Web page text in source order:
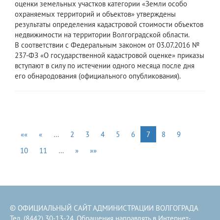
оценки земельных участков категории «Земли особо
охраняемых территорий и объектов» утверждены
результаты определения кадастровой стоимости объектов
недвижимости на территории Волгоградской области.
В соответствии с Федеральным законом от 03.07.2016 №
237-ФЗ «О государственной кадастровой оценке» приказы
вступают в силу по истечении одного месяца после дня
его обнародования (официального опубликования).
«« « … 2 3 4 5 6 7 8
9
10
11 … » »»
© ОФИЦИАЛЬНЫЙ САЙТ АДМИНИСТРАЦИИ ВОЛГОГРАДА